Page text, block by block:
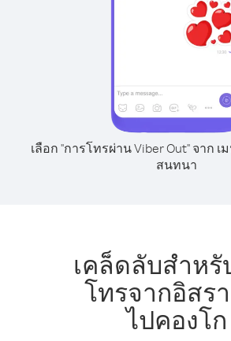
เลือก "การโทรผ่าน Viber Out" จาก
สนทนา
เคล็ดลับสำหรั
โทรจากอิสร
ไปคองโก